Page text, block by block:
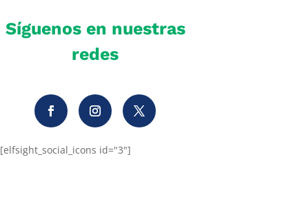
Síguenos en nuestras
redes
[elfsight_social_icons id="3"]